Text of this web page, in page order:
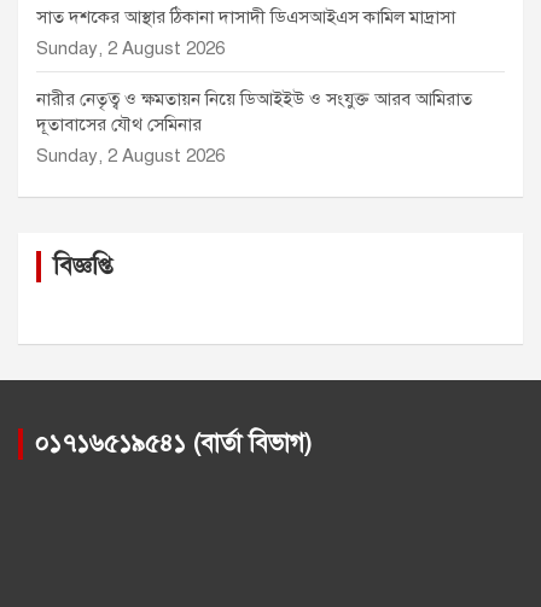
সাত দশকের আস্থার ঠিকানা দাসাদী ডিএসআইএস কামিল মাদ্রাসা
Sunday, 2 August 2026
নারীর নেতৃত্ব ও ক্ষমতায়ন নিয়ে ডিআইইউ ও সংযুক্ত আরব আমিরাত
দূতাবাসের যৌথ সেমিনার
Sunday, 2 August 2026
বিজ্ঞপ্তি
০১৭১৬৫১৯৫৪১ (বার্তা বিভাগ)